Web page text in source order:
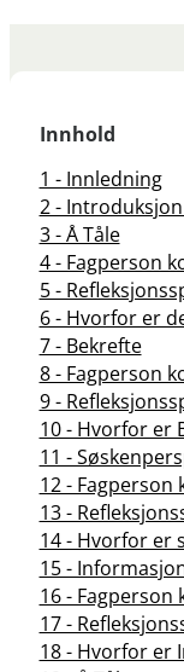
Innhold
1 - Innledning
2 -
3 - Å Tåle
4 - Fagperson
5 -
6 - Hvorfor er
7 - Bekrefte
8 - Fagperson
9 -
10 - Hvorfor er
11 -
12 -
13 -
14 - Hvorfor er
15 -
16 -
17 -
18 - Hvorfor er